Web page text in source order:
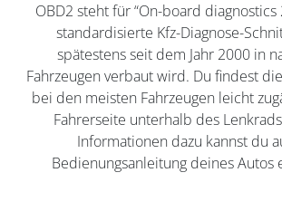
OBD2 steht für “On-board diagnostics
standardisierte Kfz-Diagnose-
spätestens seit dem Jahr 2000 in
Fahrzeugen verbaut wird. Du findest
bei den meisten Fahrzeugen leicht
Fahrerseite unterhalb des
Informationen dazu kannst du
Bedienungsanleitung deines Autos